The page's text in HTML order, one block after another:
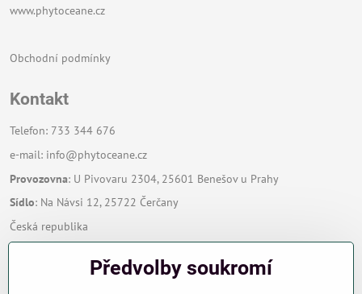
www.phytoceane.cz
Obchodní podmínky
Kontakt
Telefon: 733 344 676
e-mail: info@phytoceane.cz
Provozovna: U Pivovaru 2304, 25601 Benešov u Prahy
Sídlo: Na Návsi 12, 25722 Čerčany
Česká republika
Zavoláme Vám zpětPředvolby soukromí